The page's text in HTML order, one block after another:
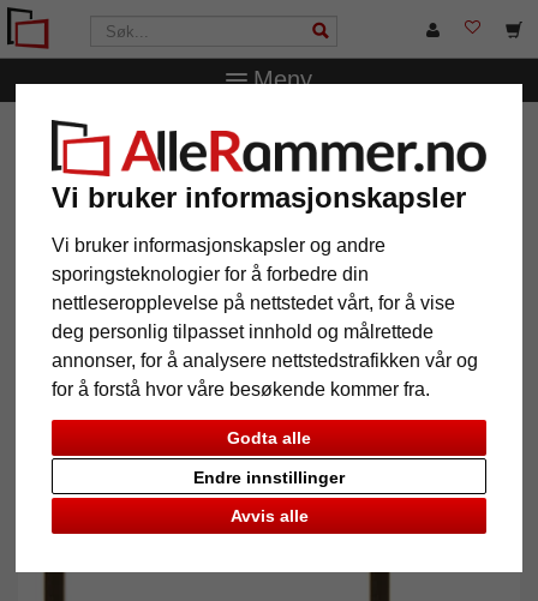
Vi bruker informasjonskapsler
Vi bruker informasjonskapsler og andre
sporingsteknologier for å forbedre din
nettleseropplevelse på nettstedet vårt, for å vise
deg personlig tilpasset innhold og målrettede
annonser, for å analysere nettstedstrafikken vår og
for å forstå hvor våre besøkende kommer fra.
Godta alle
Avvis alle
Endre innstillinger
Meny
AlleRammer.no Rammestørrelser
Treramme Mérida fina
Treramme Mérida fina
Tilbake